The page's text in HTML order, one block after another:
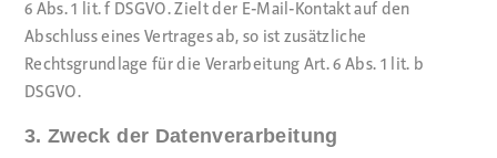
6 Abs. 1 lit. f DSGVO. Zielt der E-Mail-Kontakt auf den
Abschluss eines Vertrages ab, so ist zusätzliche
Rechtsgrundlage für die Verarbeitung Art. 6 Abs. 1 lit. b
DSGVO.
3. Zweck der Datenverarbeitung